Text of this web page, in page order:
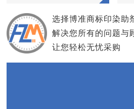
选择博准商标印染助
解决您所有的问题与
让您轻松无忧采购